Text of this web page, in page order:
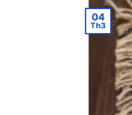
04
Th3